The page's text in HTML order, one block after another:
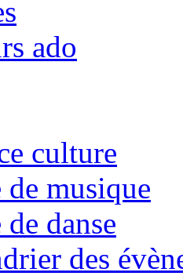
ado
culture
de musique
danse
des